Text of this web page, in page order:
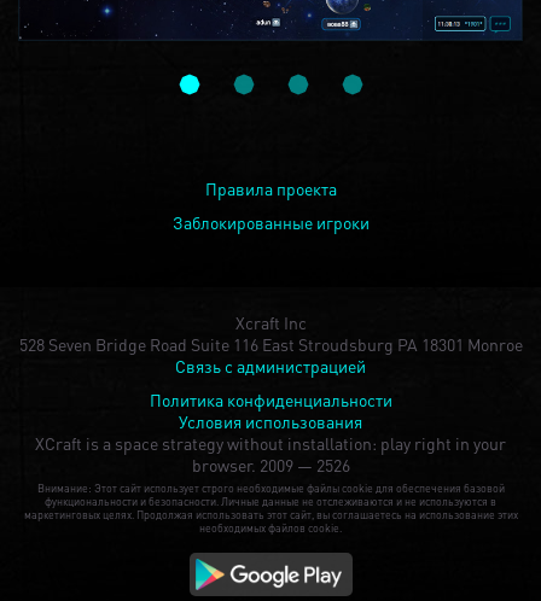
Правила проекта
Заблокированные игроки
Xcraft Inc
528 Seven Bridge Road Suite 116 East Stroudsburg PA 18301 Monroe
Связь с администрацией
Политика конфиденциальности
Условия использования
XCraft is a space strategy without installation: play right in your
browser. 2009 — 2526
Внимание: Этот сайт использует строго необходимые файлы cookie для обеспечения базовой
функциональности и безопасности. Личные данные не отслеживаются и не используются в
маркетинговых целях. Продолжая использовать этот сайт, вы соглашаетесь на использование этих
необходимых файлов cookie.